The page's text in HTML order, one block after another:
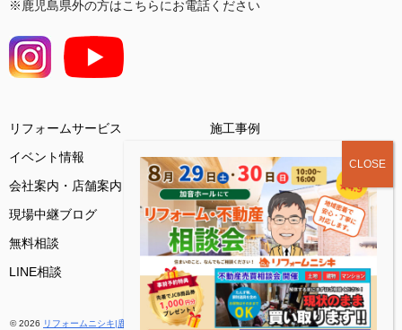
※鹿児島県外の方はこちらにお電話ください
リフォームサービス
施工事例
イベント情報
会社案内・店舗案内
お客様の声
現場中継ブログ
基礎知識コラム
無料相談
ご来店予約
LINE相談
© 2026 リフォームニシキ|鹿児島（姶良市・霧島市）創業48年の地域密着. All rights reserved.